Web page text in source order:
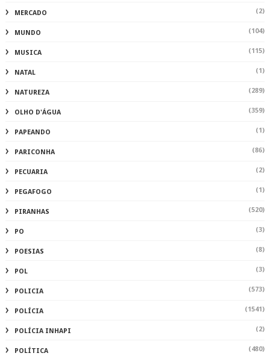
MERCADO (2)
MUNDO (104)
MUSICA (115)
NATAL (1)
NATUREZA (289)
OLHO D'ÁGUA (359)
PAPEANDO (1)
PARICONHA (86)
PECUARIA (2)
PEGAFOGO (1)
PIRANHAS (520)
PO (3)
POESIAS (8)
POL (3)
POLICIA (573)
POLÍCIA (1541)
POLÍCIA INHAPI (2)
POLÍTICA (480)